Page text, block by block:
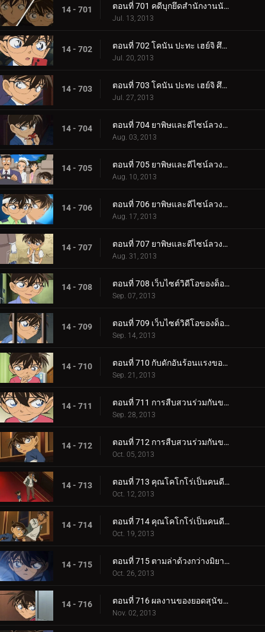
14 - 701 ตอนที่ 701 คดีบุกยึดสำนักงานนักสืบ (ตอน 3)
Jul. 13, 2013
14 - 702 ตอนที่ 702 โคนัน ปะทะ เฮย์จิ ศึกดวลสองนักสืบตะวันออกตะวันตก (ตอนพิเศษ 1) ยอดนักสืบจิ๋วโคนัน เดอะซี.
Jul. 20, 2013
14 - 703 ตอนที่ 703 โคนัน ปะทะ เฮย์จิ ศึกดวลสองนักสืบตะวันออกตะวันตก (ตอนพิเศษ 2) ยอดนักสืบจิ๋วโคนัน เดอะซี.
Jul. 27, 2013
14 - 704 ตอนที่ 704 ยาพิษและดีไซน์ลวงตา (ตอน 1)
Aug. 03, 2013
14 - 705 ตอนที่ 705 ยาพิษและดีไซน์ลวงตา (ตอน 2)
Aug. 10, 2013
14 - 706 ตอนที่ 706 ยาพิษและดีไซน์ลวงตา (ตอน 3)
Aug. 17, 2013
14 - 707 ตอนที่ 707 ยาพิษและดีไซน์ลวงตา (ตอน 4)
Aug. 31, 2013
14 - 708 ตอนที่ 708 เว็บไซต์วิดีโอของด็อกเตอร์ (ตอน 1)
Sep. 07, 2013
14 - 709 ตอนที่ 709 เว็บไซต์วิดีโอของด็อกเตอร์ (ตอน 2)
Sep. 14, 2013
14 - 710 ตอนที่ 710 กับดักอันร้อนแรงของช็อกโกล่า
Sep. 21, 2013
14 - 711 ตอนที่ 711 การสืบสวนร่วมกันของรักครั้งแรก (ตอน 1)
Sep. 28, 2013
14 - 712 ตอนที่ 712 การสืบสวนร่วมกันของรักครั้งแรก (ตอน 2)
Oct. 05, 2013
14 - 713 ตอนที่ 713 คุณโคโกโร่เป็นคนดี (ตอน 1)
Oct. 12, 2013
14 - 714 ตอนที่ 714 คุณโคโกโร่เป็นคนดี (ตอน 2)
Oct. 19, 2013
14 - 715 ตอนที่ 715 ตามล่าด้วงกว่างมิยามะ
Oct. 26, 2013
14 - 716 ตอนที่ 716 ผลงานของยอดสุนัขคูร์ 2
Nov. 02, 2013